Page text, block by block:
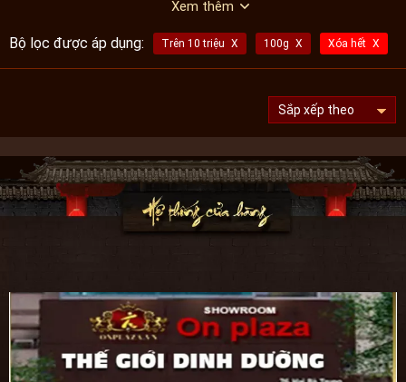
Xem thêm
Bộ lọc được áp dụng: Trên 10 triệu 100g Xóa hết